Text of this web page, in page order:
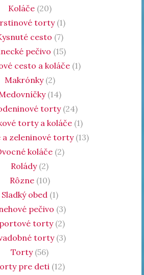
Koláče(20)
torty(1)
cesto (7)
pečivo (15)
cesto a koláče(1)
Makrónky(2)
(14)
torty(24)
torty a koláče(1)
a zeleninové torty(13)
koláče(2)
Rolády(2)
Rôzne(10)
Sladký obed(1)
pečivo (3)
torty(2)
torty(3)
Torty(56)
pre deti (12)